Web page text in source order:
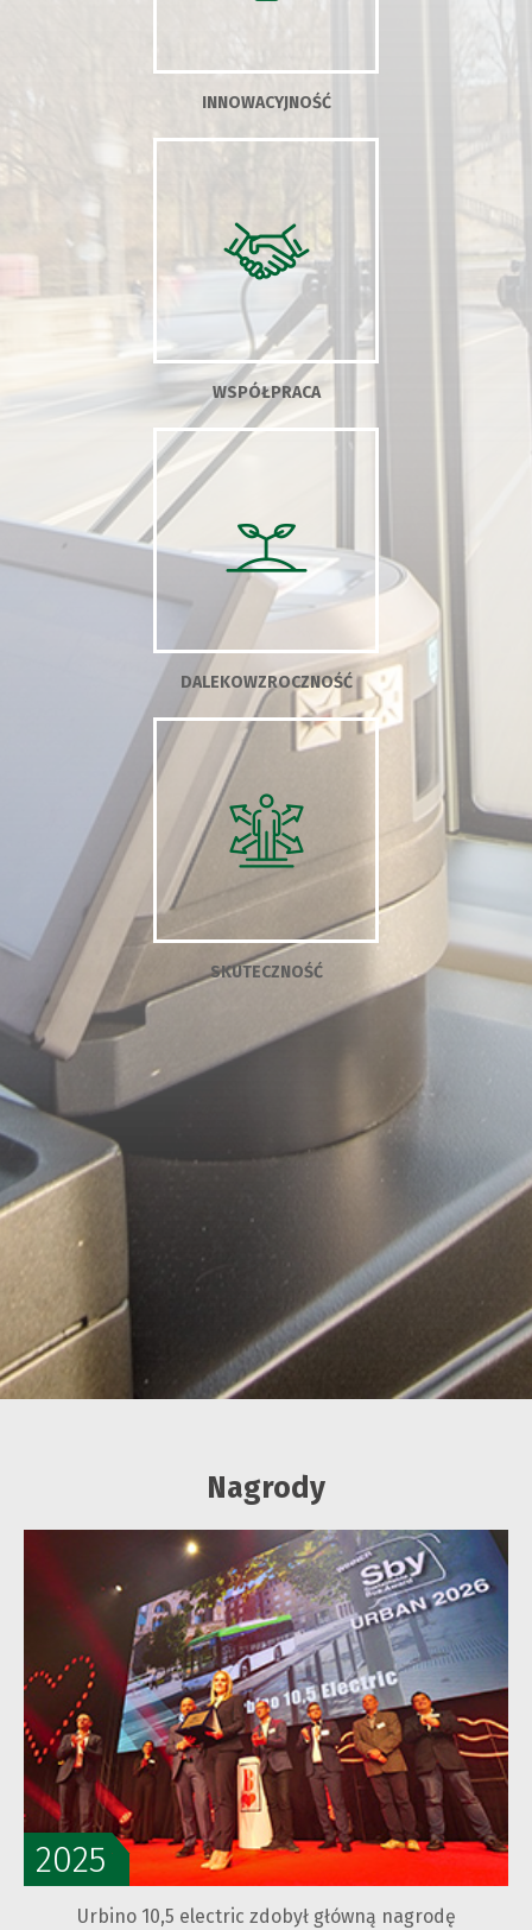
INNOWACYJNOŚĆ
WSPÓŁPRACA
DALEKOWZROCZNOŚĆ
SKUTECZNOŚĆ
Nagrody
2025
Urbino 10,5 electric zdobył główną nagrodę